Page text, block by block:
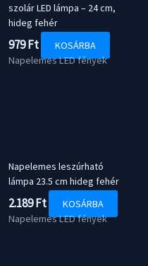
szolár LED lámpa – 24 cm,
hideg fehér
979Ft
KOSÁRBA
Napelemes LED fények
Napelemes leszúrható
lámpa 23.5 cm hideg fehér
2.189Ft
KOSÁRBA
Napelemes LED fények